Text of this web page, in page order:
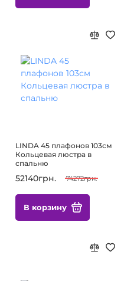
LINDA 45 плафонов 103см
Кольцевая люстра в
спальню
52140грн. 74272грн.
В корзину